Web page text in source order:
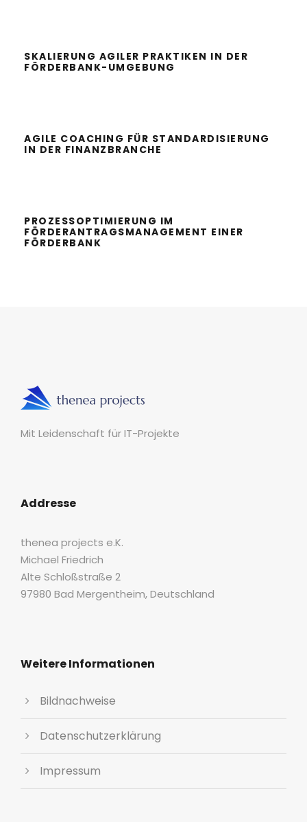
SKALIERUNG AGILER PRAKTIKEN IN DER
FÖRDERBANK-UMGEBUNG
AGILE COACHING FÜR STANDARDISIERUNG
IN DER FINANZBRANCHE
PROZESSOPTIMIERUNG IM
FÖRDERANTRAGSMANAGEMENT EINER
FÖRDERBANK
Mit Leidenschaft für IT-Projekte
Addresse
thenea projects e.K.
Michael Friedrich
Alte Schloßstraße 2
97980 Bad Mergentheim, Deutschland
Weitere Informationen
Bildnachweise
Datenschutzerklärung
Impressum